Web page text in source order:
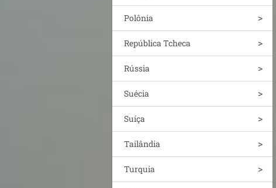
Polônia
República Tcheca
Rússia
Suécia
Suíça
Tailândia
Turquia